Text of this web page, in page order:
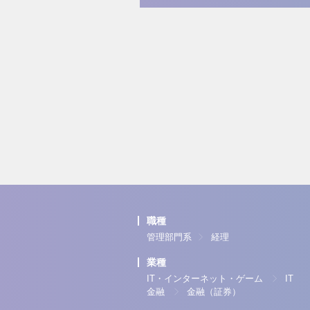
職種
管理部門系 経理
業種
IT・インターネット・ゲーム
IT
金融
金融（証券）